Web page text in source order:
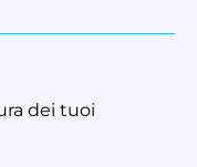
dei tuoi